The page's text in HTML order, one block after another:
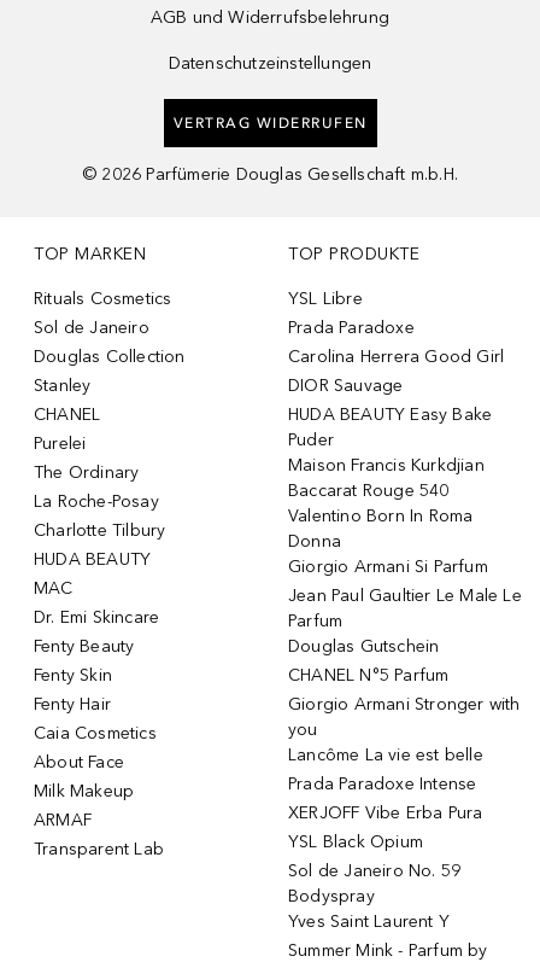
AGB und Widerrufsbelehrung
Datenschutzeinstellungen
VERTRAG WIDERRUFEN
© 2026 Parfümerie Douglas Gesellschaft m.b.H.
TOP MARKEN
Rituals Cosmetics
Sol de Janeiro
Douglas Collection
Stanley
CHANEL
Purelei
The Ordinary
La Roche-Posay
Charlotte Tilbury
HUDA BEAUTY
MAC
Dr. Emi Skincare
Fenty Beauty
Fenty Skin
Fenty Hair
Caia Cosmetics
About Face
Milk Makeup
ARMAF
Transparent Lab
TOP PRODUKTE
YSL Libre
Prada Paradoxe
Carolina Herrera Good Girl
DIOR Sauvage
HUDA BEAUTY Easy Bake
Puder
Maison Francis Kurkdjian
Baccarat Rouge 540
Valentino Born In Roma
Donna
Giorgio Armani Si Parfum
Jean Paul Gaultier Le Male Le
Parfum
Douglas Gutschein
CHANEL N°5 Parfum
Giorgio Armani Stronger with
you
Lancôme La vie est belle
Prada Paradoxe Intense
XERJOFF Vibe Erba Pura
YSL Black Opium
Sol de Janeiro No. 59
Bodyspray
Yves Saint Laurent Y
Summer Mink - Parfum by